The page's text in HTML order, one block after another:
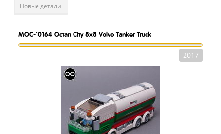
Новые детали
MOC-10164 Octan City 8x8 Volvo Tanker Truck
2017